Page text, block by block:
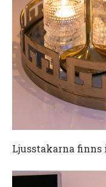
Ljusstakarna